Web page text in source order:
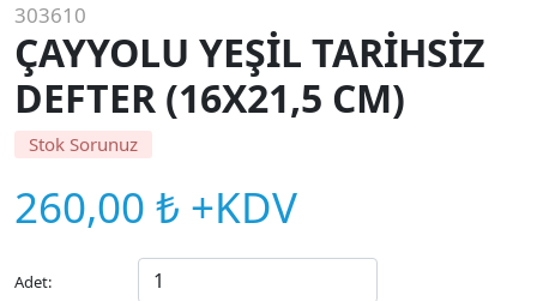
303610
ÇAYYOLU YEŞİL TARİHSİZ
DEFTER (16X21,5 CM)
Stok Sorunuz
260,00 ₺ +KDV
Adet: